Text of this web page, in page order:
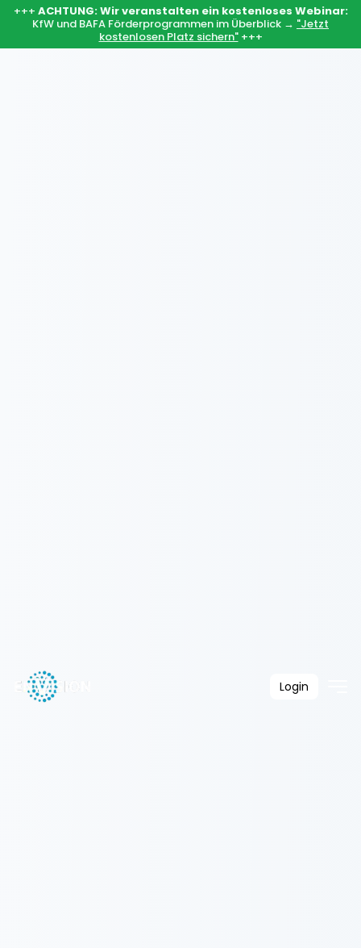
+++ ACHTUNG: Wir veranstalten ein kostenloses Webinar:
KfW und BAFA Förderprogrammen im Überblick → "Jetzt
kostenlosen Platz sichern" +++
Login